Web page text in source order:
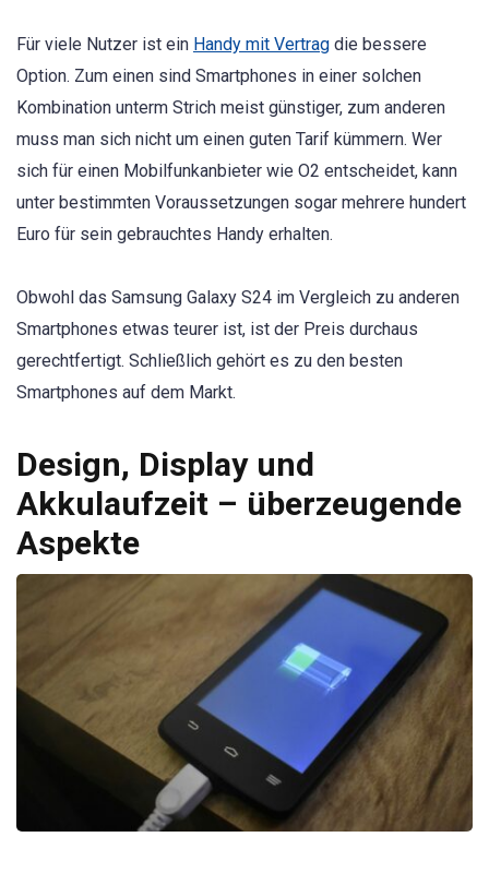
Für viele Nutzer ist ein Handy mit Vertrag die bessere
Option. Zum einen sind Smartphones in einer solchen
Kombination unterm Strich meist günstiger, zum anderen
muss man sich nicht um einen guten Tarif kümmern. Wer
sich für einen Mobilfunkanbieter wie O2 entscheidet, kann
unter bestimmten Voraussetzungen sogar mehrere hundert
Euro für sein gebrauchtes Handy erhalten.
Obwohl das Samsung Galaxy S24 im Vergleich zu anderen
Smartphones etwas teurer ist, ist der Preis durchaus
gerechtfertigt. Schließlich gehört es zu den besten
Smartphones auf dem Markt.
Design, Display und
Akkulaufzeit – überzeugende
Aspekte